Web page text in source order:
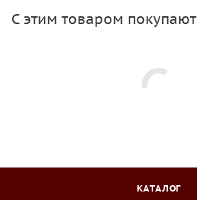
С этим товаром покупают
КАТАЛОГ